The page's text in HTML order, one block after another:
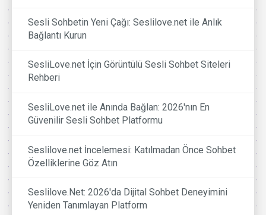
Sesli Sohbetin Yeni Çağı: Seslilove.net ile Anlık
Bağlantı Kurun
SesliLove.net İçin Görüntülü Sesli Sohbet Siteleri
Rehberi
SesliLove.net ile Anında Bağlan: 2026'nın En
Güvenilir Sesli Sohbet Platformu
Seslilove.net İncelemesi: Katılmadan Önce Sohbet
Özelliklerine Göz Atın
Seslilove.Net: 2026'da Dijital Sohbet Deneyimini
Yeniden Tanımlayan Platform